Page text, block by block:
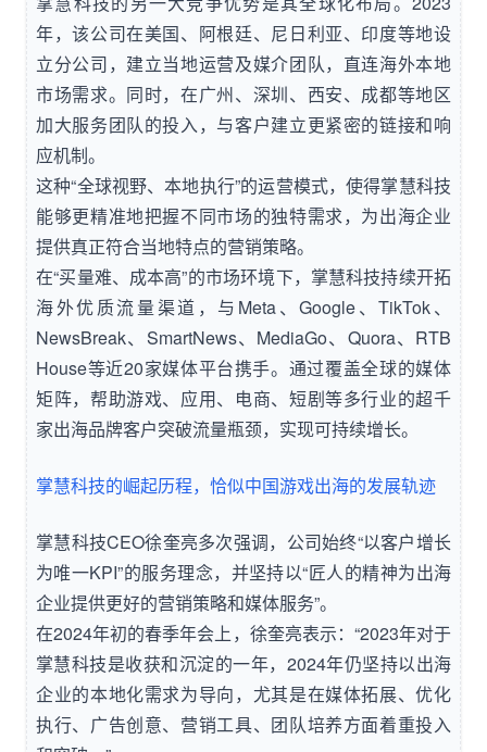
年，该公司在美国、阿根廷、尼日利亚、印度等地设
立分公司，建立当地运营及媒介团队，直连海外本地
市场需求。同时，在广州、深圳、西安、成都等地区
加大服务团队的投入，与客户建立更紧密的链接和响
应机制。
这种“全球视野、本地执行”的运营模式，使得掌慧科技
能够更精准地把握不同市场的独特需求，为出海企业
提供真正符合当地特点的营销策略。
在“买量难、成本高”的市场环境下，掌慧科技持续开拓
海外优质流量渠道，与Meta、Google、TikTok、
NewsBreak、SmartNews、MediaGo、Quora、RTB
House等近20家媒体平台携手。通过覆盖全球的媒体
矩阵，帮助游戏、应用、电商、短剧等多行业的超千
家出海品牌客户突破流量瓶颈，实现可持续增长。
掌慧科技的崛起历程，恰似中国游戏出海的发展轨迹
掌慧科技CEO徐奎亮多次强调，公司始终“以客户增长
为唯一KPI”的服务理念，并坚持以“匠人的精神为出海
企业提供更好的营销策略和媒体服务”。
在2024年初的春季年会上，徐奎亮表示：“2023年对于
掌慧科技是收获和沉淀的一年，2024年仍坚持以出海
企业的本地化需求为导向，尤其是在媒体拓展、优化
执行、广告创意、营销工具、团队培养方面着重投入